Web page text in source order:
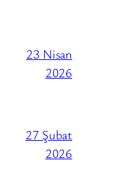
23 Nisan
2026
27 Şubat
2026